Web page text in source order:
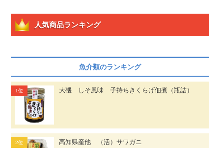
人気商品ランキング
魚介類のランキング
大磯 しそ風味 子持ちきくらげ佃煮（瓶詰）
高知県産他 （活）サワガニ